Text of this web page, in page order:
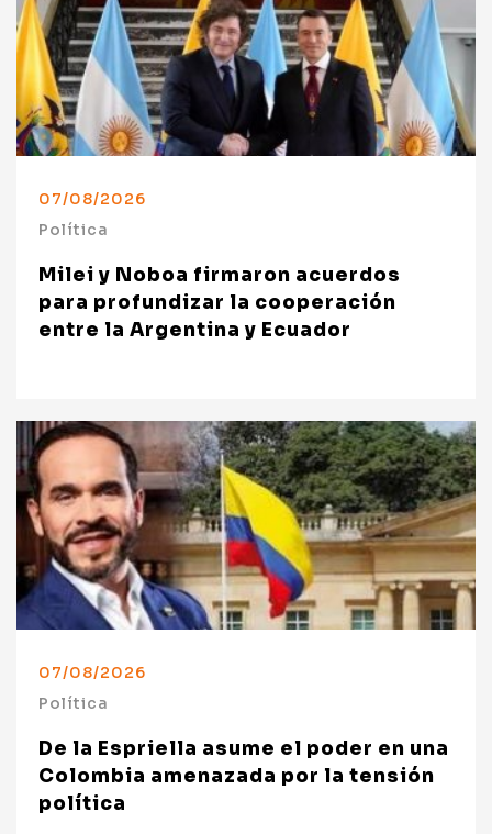
07/08/2026
Política
Milei y Noboa firmaron acuerdos
para profundizar la cooperación
entre la Argentina y Ecuador
07/08/2026
Política
De la Espriella asume el poder en una
Colombia amenazada por la tensión
política